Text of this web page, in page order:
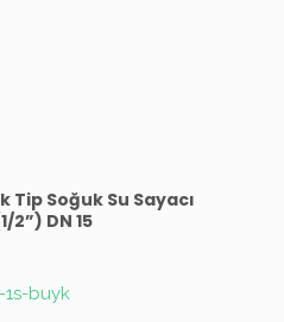
Soğuk Su Sayacı
2”) DN 15